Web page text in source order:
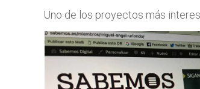
Uno de los proyectos más